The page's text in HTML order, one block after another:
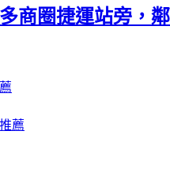
商圈捷運站旁，
薦